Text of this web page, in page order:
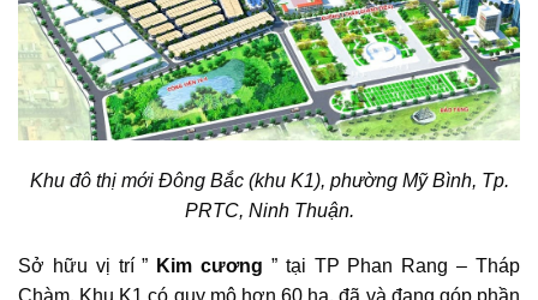
Khu đô thị mới Đông Bắc (khu K1), phường Mỹ Bình, Tp.
PRTC, Ninh Thuận.
Sở hữu vị trí ” Kim cương ” tại TP Phan Rang – Tháp
Chàm, Khu K1 có quy mô hơn 60 ha, đã và đang góp phần